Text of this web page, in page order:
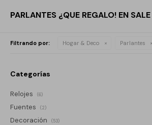
PARLANTES ¿QUE REGALO! EN SALE
Filtrando por: Hogar & Deco Parlantes
Categorías
Relojes (6)
Fuentes (2)
Decoración (53)